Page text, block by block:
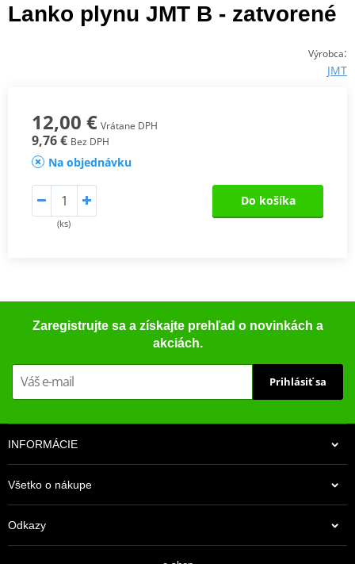
Lanko plynu JMT B - zatvorené
Výrobca:
JMT
12,00 € Vrátane DPH
9,76 € Bez DPH
Na objednávku
(ks)
Do košíka
Zaregistrujte sa a získajte prehľad o novinkách a
akciách.
Prihlásiť sa
INFORMÁCIE
Všetko o nákupe
Odkazy